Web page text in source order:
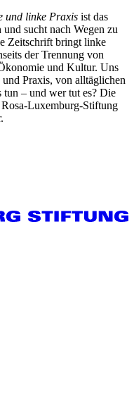
und linke Praxis ist das
sucht nach Wegen zu
Zeitschrift bringt linke
der Trennung von
und Kultur. Uns
Praxis, von alltäglichen
– und wer tut es? Die
Luxemburg-Stiftung